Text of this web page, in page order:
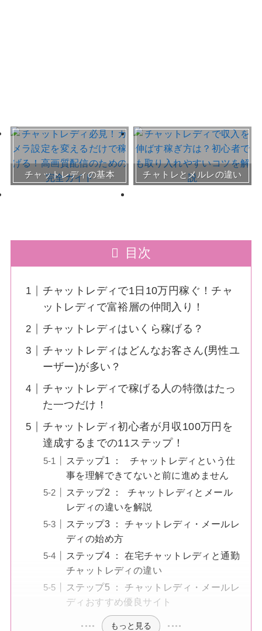
チャットレディの基本 チャトレとメルレの違い
おすすめチャトレ事務所＆
サイト
30～50代向けサイト
目次
チャットレディで1日10万円稼ぐ！チャ
ットレディで富裕層の仲間入り！
チャットレディはいくら稼げる？
チャットレディはどんなお客さん(男性ユ
ーザー)が多い？
チャットレディで稼げる人の特徴はたっ
た一つだけ！
チャットレディ初心者が月収100万円を
達成するまでの11ステップ！
ステップ1 ： チャットレディという仕
事を理解できてないと前に進めません
ステップ2 ： チャットレディとメール
レディの違いを解説
ステップ3 ： チャットレディ・メールレ
ディの始め方
ステップ4 ： 在宅チャットレディと通勤
チャットレディの違い
ステップ5 ： チャットレディ・メールレ
ディおすすめ優良サイト
もっと見る